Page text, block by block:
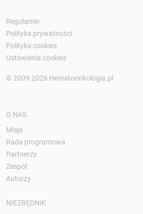
Regulamin
Polityka prywatności
Polityka cookies
Ustawienia cookies
© 2009-2026 Hematoonkologia.pl
O NAS
Misja
Rada programowa
Partnerzy
Zespół
Autorzy
NIEZBĘDNIK